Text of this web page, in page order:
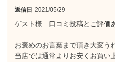
返信日 2021/05/29
ゲスト様 口コミ投稿とご評価
お褒めのお言葉まで頂き大変う
当店では通常よりお安くお買い